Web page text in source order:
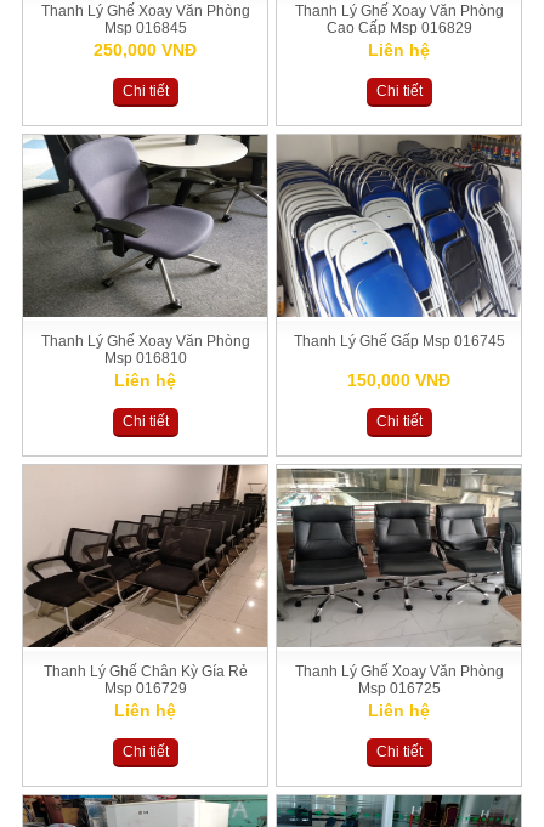
Thanh Lý Ghế Xoay Văn Phòng
Msp 016845
250,000 VNĐ
Chi tiết
Thanh Lý Ghế Xoay Văn Phòng
Cao Cấp Msp 016829
Liên hệ
Chi tiết
Thanh Lý Ghế Xoay Văn Phòng
Msp 016810
Liên hệ
Chi tiết
Thanh Lý Ghế Gấp Msp 016745
150,000 VNĐ
Chi tiết
Thanh Lý Ghế Chân Kỳ Gía Rẻ
Msp 016729
Liên hệ
Chi tiết
Thanh Lý Ghế Xoay Văn Phòng
Msp 016725
Liên hệ
Chi tiết